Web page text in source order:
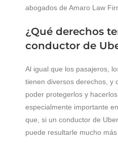
abogados de Amaro Law
¿Qué derechos
conductor de
Al igual que los pasajeros,
tienen diversos derechos, y
poder protegerlos y
especialmente importante
que, si un conductor de
puede resultarle mucho